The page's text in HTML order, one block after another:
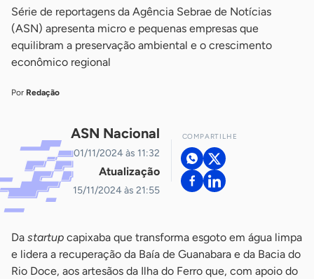
Série de reportagens da Agência Sebrae de Notícias
(ASN) apresenta micro e pequenas empresas que
equilibram a preservação ambiental e o crescimento
econômico regional
Por Redação
ASN Nacional
01/11/2024 às 11:32
Atualização
15/11/2024 às 21:55
COMPARTILHE
Da startup capixaba que transforma esgoto em água limpa
e lidera a recuperação da Baía de Guanabara e da Bacia do
Rio Doce, aos artesãos da Ilha do Ferro que, com apoio do